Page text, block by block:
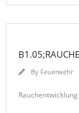
By Feuerwehr